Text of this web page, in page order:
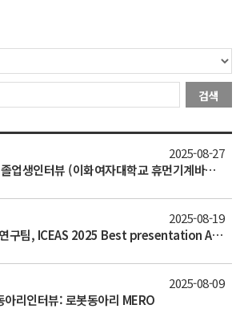
검색
[MEch-SSENGER] 졸업생인터뷰 (이화여자대학교 휴먼기계바이오공학부 조교수)
2025-08-27
[수상] 안성훈 교수 연구팀, ICEAS 2025 Best presentation Award, Best Poster Award 수상
2025-08-19
리인터뷰: 로봇동아리 MERO
2025-08-09